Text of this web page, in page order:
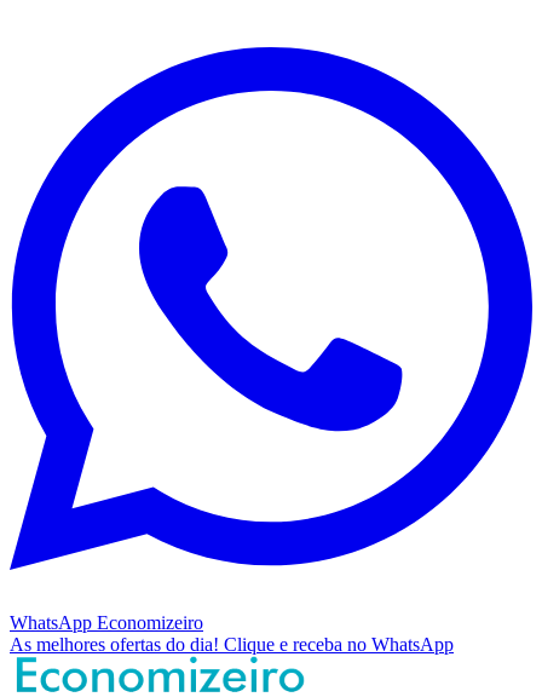
WhatsApp Economizeiro
As melhores ofertas do dia! Clique e receba no WhatsApp